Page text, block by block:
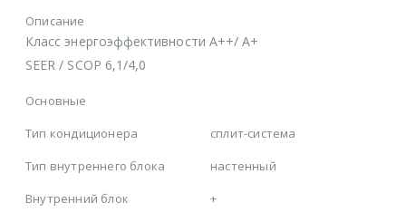
Описание
Класс энергоэффективности A++/ A+
SEER / SCOP 6,1/4,0
Основные
Тип кондиционера
сплит-система
Тип внутреннего блока
настенный
Внутренний блок
+